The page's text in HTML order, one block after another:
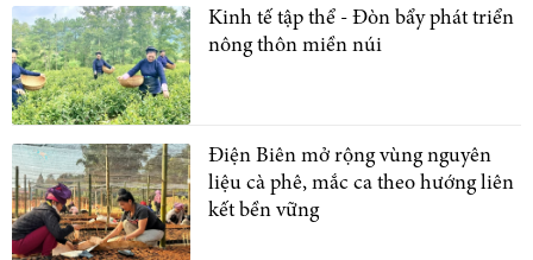
Kinh tế tập thể - Đòn bẩy phát triển
nông thôn miền núi
Điện Biên mở rộng vùng nguyên
liệu cà phê, mắc ca theo hướng liên
kết bền vững